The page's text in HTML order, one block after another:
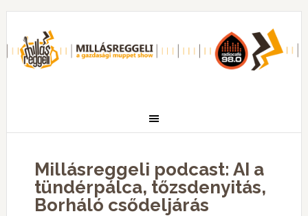
Millásreggeli podcast: AI a
tündérpálca, tőzsdenyitás,
Borháló csődeljárás